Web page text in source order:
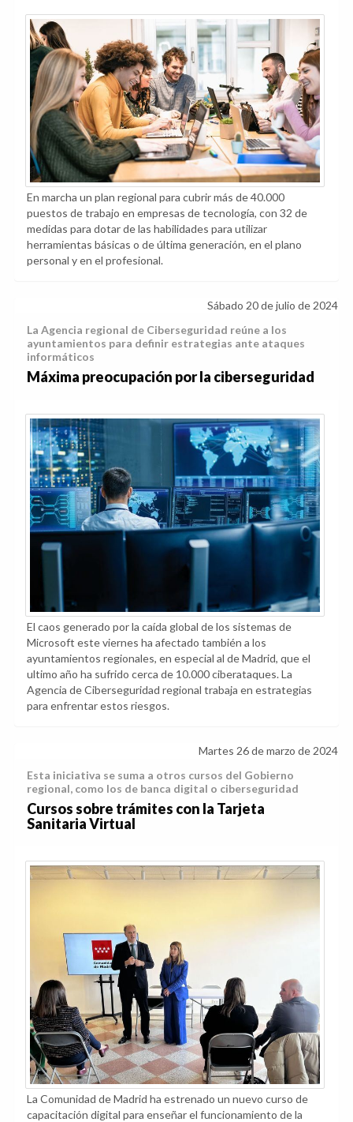
En marcha un plan regional para cubrir más de 40.000
puestos de trabajo en empresas de tecnología, con 32 de
medidas para dotar de las habilidades para utilizar
herramientas básicas o de última generación, en el plano
personal y en el profesional.
Sábado 20 de julio de 2024
La Agencia regional de Ciberseguridad reúne a los
ayuntamientos para definir estrategias ante ataques
informáticos
Máxima preocupación por la ciberseguridad
El caos generado por la caída global de los sistemas de
Microsoft este viernes ha afectado también a los
ayuntamientos regionales, en especial al de Madrid, que el
ultimo año ha sufrido cerca de 10.000 ciberataques. La
Agencia de Ciberseguridad regional trabaja en estrategias
para enfrentar estos riesgos.
Martes 26 de marzo de 2024
Esta iniciativa se suma a otros cursos del Gobierno
regional, como los de banca digital o ciberseguridad
Cursos sobre trámites con la Tarjeta
Sanitaria Virtual
La Comunidad de Madrid ha estrenado un nuevo curso de
capacitación digital para enseñar el funcionamiento de la